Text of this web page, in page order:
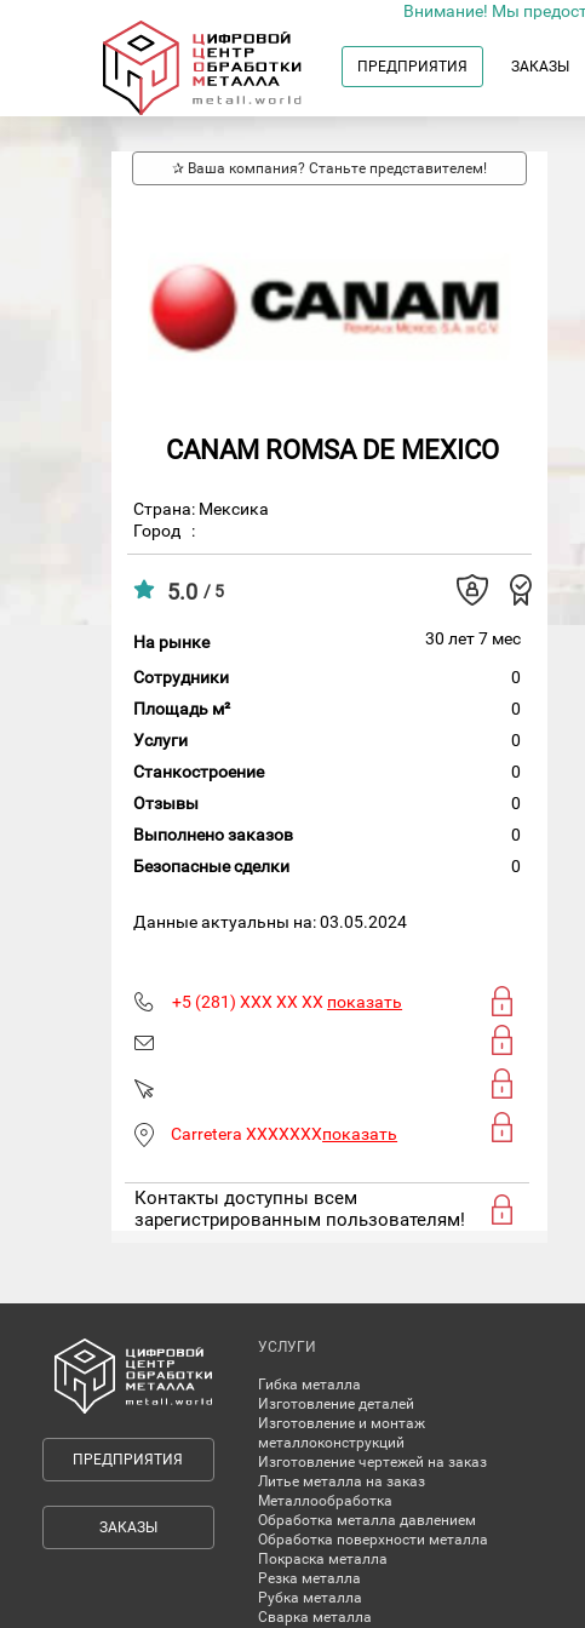
Внимание! Мы
ПРЕДПРИЯТИЯ ЗАКАЗЫ
✰ Ваша компания? Станьте представителем!
CANAM ROMSA DE MEXICO
Страна: Мексика
Город
:
5.0 / 5
На рынке
30 лет 7 мес
Сотрудники
0
Площадь м²
0
Услуги
0
Станкостроение
0
Отзывы
0
Выполнено заказов
0
Безопасные сделки
0
Данные актуальны на: 03.05.2024
+5 (281) XXX XX XX показать
Carretera XXXXXXXпоказать
Контакты доступны всем
зарегистрированным пользователям!
ПРЕДПРИЯТИЯ
ЗАКАЗЫ
УСЛУГИ
Гибка металла
Изготовление деталей
Изготовление и монтаж
металлоконструкций
Изготовление чертежей на заказ
Литье металла на заказ
Металлообработка
Обработка металла давлением
Обработка поверхности металла
Покраска металла
Резка металла
Рубка металла
Сварка металла